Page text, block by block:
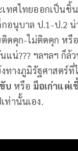
ทศไทยออกเป็นชิ้น
อนุบาล ป.1-ป.2 น่
ดคุก-ไม่ติดคุก ห
แน่??? ฯลฯลฯ ก็ล้
ทางภูมิรัฐศาสตร์ที่
บ หรือ มือเก่าแต่เ
ท่านั้นเอง.